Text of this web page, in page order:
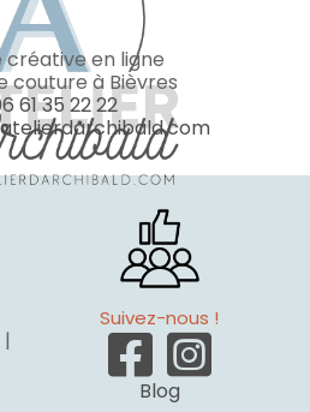
créative en ligne
couture à Bièvres
61 35 22 22
|
Suivez-nous !
Blog